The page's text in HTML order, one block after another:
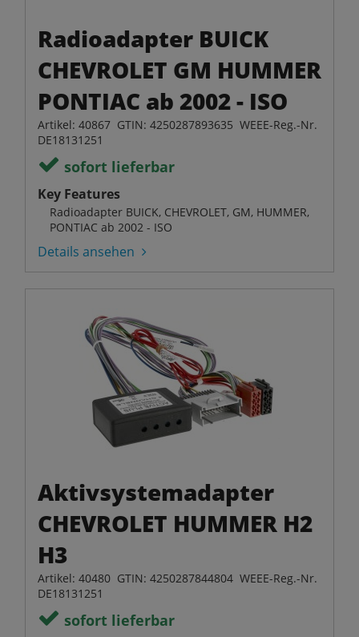
Radioadapter BUICK
CHEVROLET GM HUMMER
PONTIAC ab 2002 - ISO
Artikel: 40867 GTIN: 4250287893635 WEEE-Reg.-Nr.
DE18131251
sofort lieferbar
Key Features
Radioadapter BUICK, CHEVROLET, GM, HUMMER,
PONTIAC ab 2002 - ISO
Details ansehen
Aktivsystemadapter
CHEVROLET HUMMER H2
H3
Artikel: 40480 GTIN: 4250287844804 WEEE-Reg.-Nr.
DE18131251
sofort lieferbar